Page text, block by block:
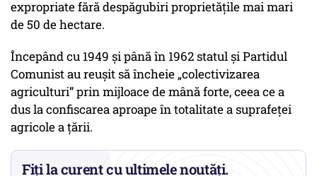
expropriate fără despăgubiri proprietăţile mai mari
de 50 de hectare.
Începând cu 1949 şi până în 1962 statul şi Partidul
Comunist au reuşit să încheie „colectivizarea
agriculturi” prin mijloace de mână forte, ceea ce a
dus la confiscarea aproape în totalitate a suprafeţei
agricole a ţării.
Fiți la curent cu ultimele noutăți.